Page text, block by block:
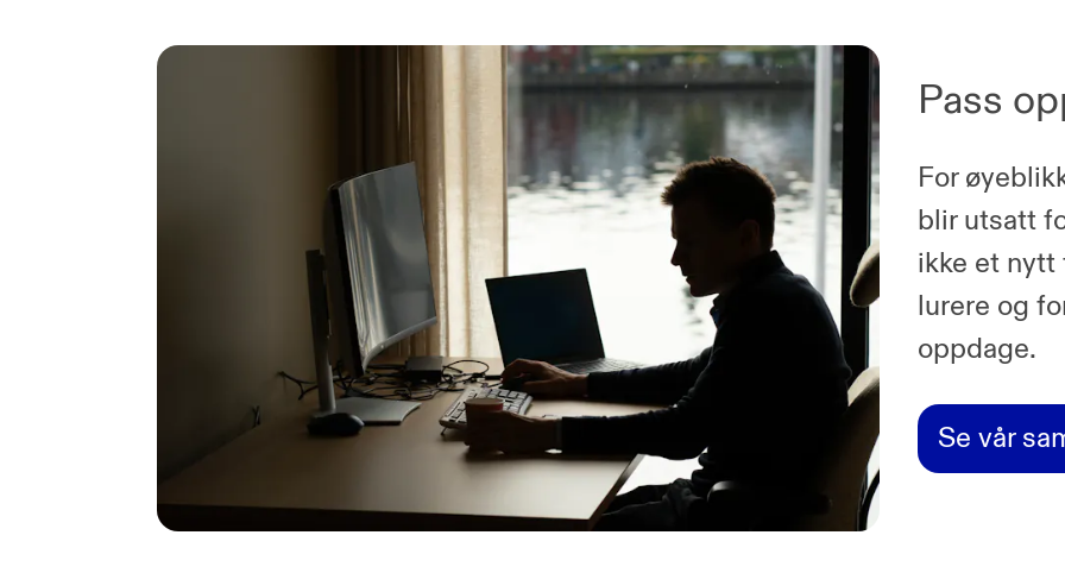
Pass
For
blir utsatt
ikke et nytt
lurere og
oppdage.
Se vår